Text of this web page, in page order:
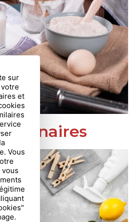
culinaires
sur
et
Vous